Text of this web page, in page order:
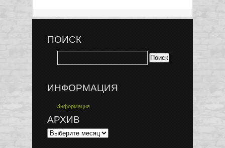
ПОИСК
ИНФОРМАЦИЯ
Информация
АРХИВ